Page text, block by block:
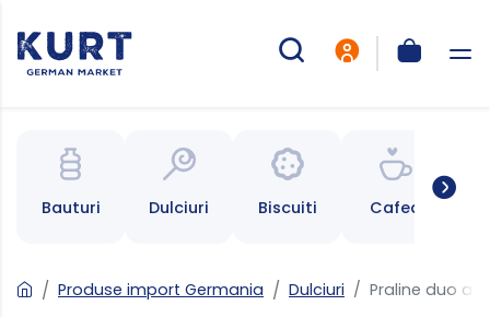
Bauturi Dulciuri Biscuiti Cafea
Produse import Germania Dulciuri Praline duo